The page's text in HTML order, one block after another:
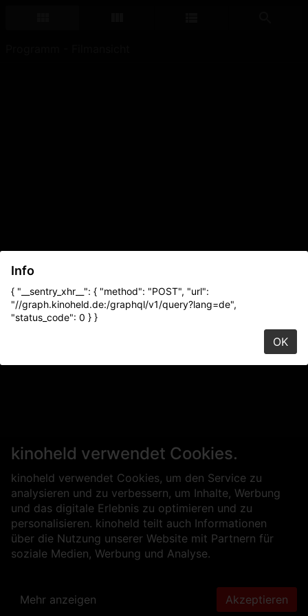
kinoheld verwendet Cookies.
kinoheld verwendet Cookies, um den Service zu
analysieren und zu verbessern, um Inhalte, Werbung
und das digitale Erlebnis zu optimieren und zu
personalisieren. kinoheld teilt auch Informationen
über die Nutzung unserer Website mit Partnern für
soziale Medien, Werbung und Analyse.
Mehr anzeigen Akzeptieren
Info
{ "__sentry_xhr__": { "method": "POST", "url":
"//graph.kinoheld.de:/graphql/v1/query?lang=de",
"status_code": 0 } }
OK